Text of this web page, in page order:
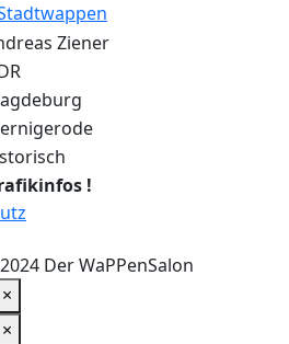
Ziener
!
Der WaPPenSalon
×
×